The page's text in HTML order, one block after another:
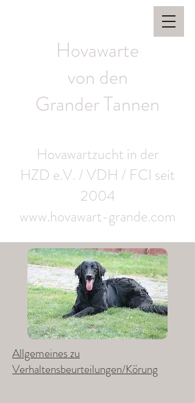
Hovawarte
von den
Grander Tannen
Hovawartzucht in der
HZD e.V. / VDH / FCI seit
2004
www.hovawart-grande.com
Allgemeines zu
Verhaltensbeurteilungen/Körung